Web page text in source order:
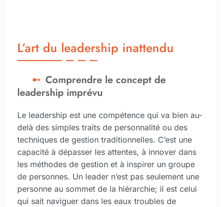
L’art du leadership inattendu
Comprendre le concept de
leadership imprévu
Le leadership est une compétence qui va bien au-
delà des simples traits de personnalité ou des
techniques de gestion traditionnelles. C’est une
capacité à dépasser les attentes, à innover dans
les méthodes de gestion et à inspirer un groupe
de personnes. Un leader n’est pas seulement une
personne au sommet de la hiérarchie; il est celui
qui sait naviguer dans les eaux troubles de